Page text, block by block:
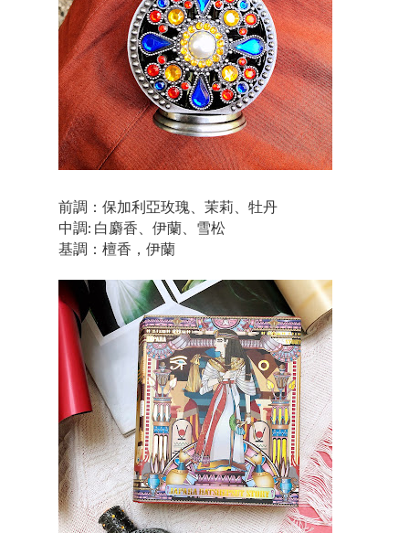
前調：保加利亞玫瑰、茉莉、牡丹
中調: 白麝香、伊蘭、雪松
基調：檀香，伊蘭